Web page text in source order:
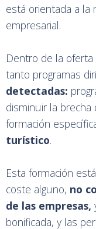
está orientada a la
empresarial.
Dentro de la
tanto programas
detectadas:
disminuir la brecha
formación
turístico.
Esta formación
coste alguno, no
de las empresas,
bonificada, y las